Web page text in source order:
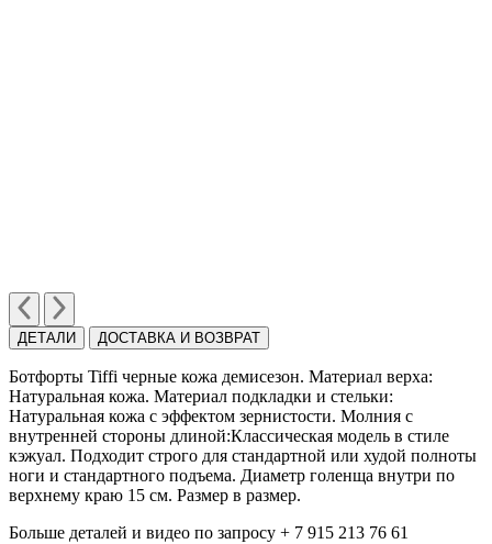
ДЕТАЛИ ДОСТАВКА И ВОЗВРАТ
Ботфорты Tiffi черные кожа демисезон. Материал верха:
Натуральная кожа. Материал подкладки и стельки:
Натуральная кожа с эффектом зернистости. Молния с
внутренней стороны длиной:Классическая модель в стиле
кэжуал. Подходит строго для стандартной или худой полноты
ноги и стандартного подъема. Диаметр голенща внутри по
верхнему краю 15 см. Размер в размер.
Больше деталей и видео по запросу + 7 915 213 76 61